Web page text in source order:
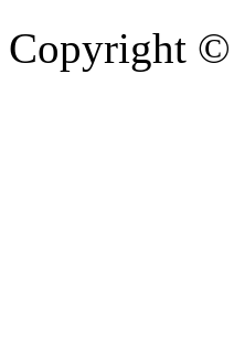
Copyright